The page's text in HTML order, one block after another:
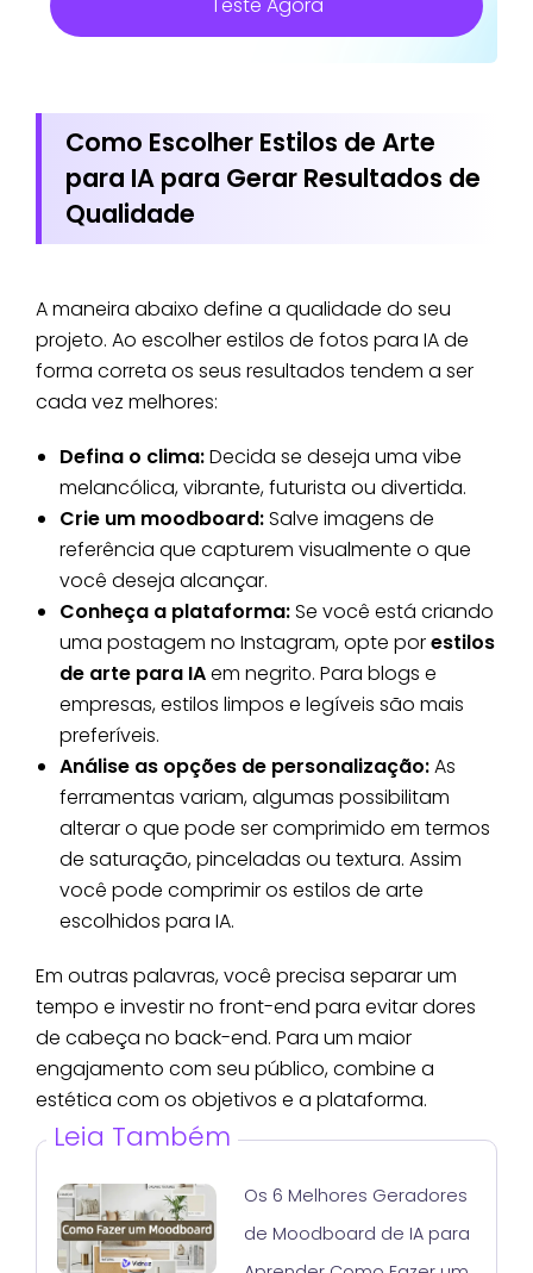
Como Escolher Estilos de Arte
para IA para Gerar Resultados de
Qualidade
A maneira abaixo define a qualidade do seu
projeto. Ao escolher estilos de fotos para IA de
forma correta os seus resultados tendem a ser
cada vez melhores:
Defina o clima:Decida se deseja uma vibe
melancólica, vibrante, futurista ou divertida.
Crie um moodboard:Salve imagens de
referência que capturem visualmente o que
você deseja alcançar.
Conheça a plataforma:Se você está criando
uma postagem no Instagram, opte porestilos
de arte para IAem negrito. Para blogs e
empresas, estilos limpos e legíveis são mais
preferíveis.
Análise as opções de personalização:As
ferramentas variam, algumas possibilitam
alterar o que pode ser comprimido em termos
de saturação, pinceladas ou textura. Assim
você pode comprimir os estilos de arte
escolhidos para IA.
Em outras palavras, você precisa separar um
tempo e investir no front-end para evitar dores
de cabeça no back-end. Para um maior
engajamento com seu público, combine a
estética com os objetivos e a plataforma.
Leia Também
Os 6 Melhores Geradores
de Moodboard de IA para